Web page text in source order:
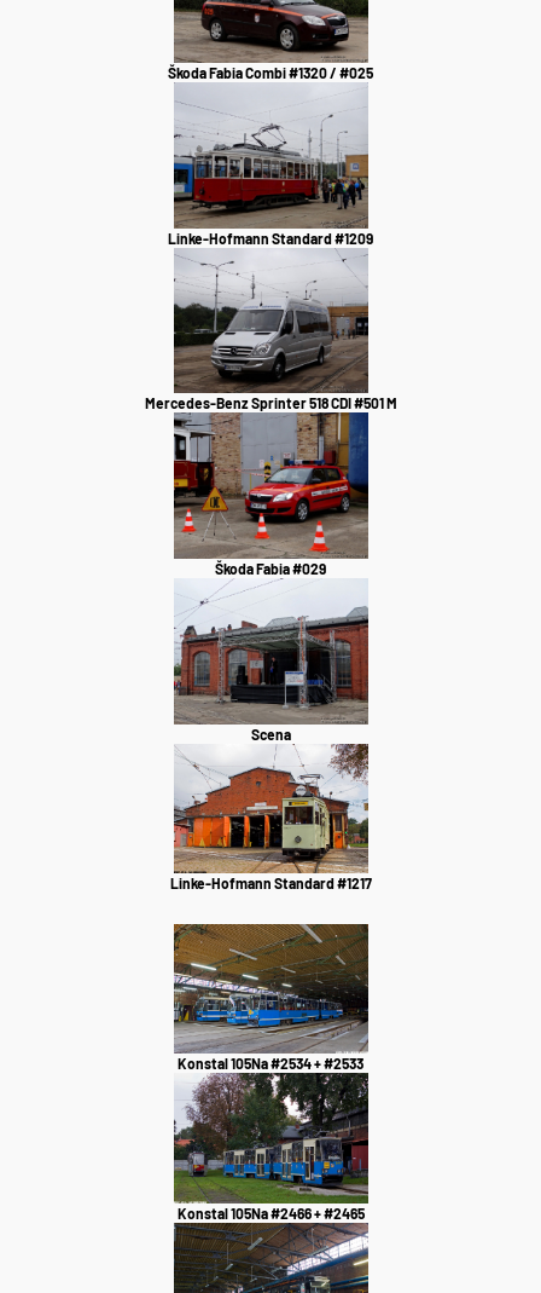
Škoda Fabia Combi #1320 / #025
Linke-Hofmann Standard #1209
Mercedes-Benz Sprinter 518 CDI #501 M
Škoda Fabia #029
Scena
Linke-Hofmann Standard #1217
Konstal 105Na #2534 + #2533
Konstal 105Na #2466 + #2465